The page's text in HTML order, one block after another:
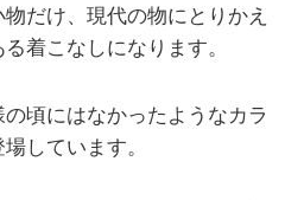
だけ、現代の物にとりかえ
着こなしになります。
頃にはなかったようなカラ
しています。